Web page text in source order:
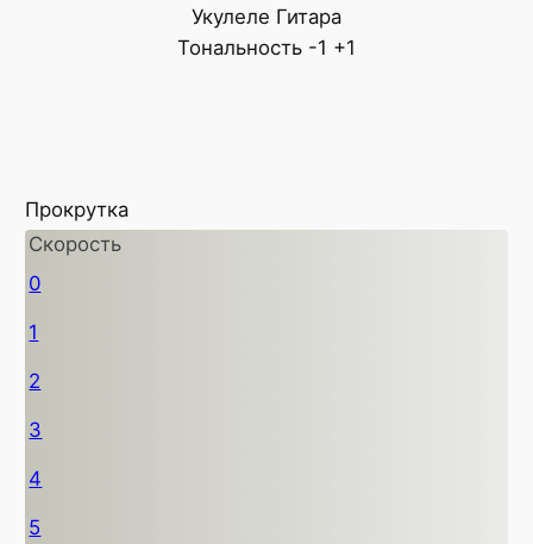
Укулеле Гитара
Тональность -1 +1
Прокрутка
Скорость
0
1
2
3
4
5